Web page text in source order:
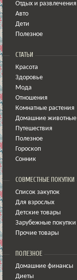
Отдых и развлечения
Авто
Дети
Полезное
СТАТЬИ
Красота
Здоровье
Мода
Отношения
Комнатные растения
Домашние животные
Путешествия
Полезное
Гороскоп
Сонник
СОВМЕСТНЫЕ ПОКУПКИ
Список закупок
Для взрослых
Детские товары
Зарубежные покупки
Прочие товары
ПОЛЕЗНОЕ
Домашние финансы
Диеты